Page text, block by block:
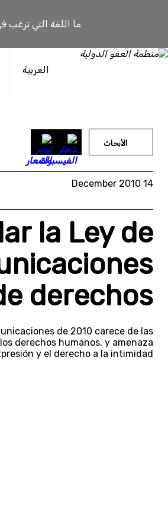
ما اللغة التي ترغب
العربية
الأبحاث
14 December 2010
la Ley de
derechos
de 2010 carece de las
derechos humanos, y amenaza
y el derecho a la intimidad.